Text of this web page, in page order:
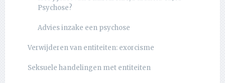
Psychose?
Advies inzake een psychose
Verwijderen van entiteiten: exorcisme
Seksuele handelingen met entiteiten